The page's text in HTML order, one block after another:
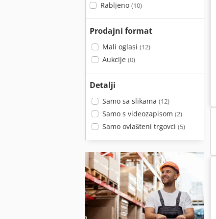
Rabljeno (10)
Prodajni format
Mali oglasi (12)
Aukcije (0)
Detalji
Samo sa slikama (12)
Samo s videozapisom (2)
Samo ovlašteni trgovci (5)
Husmann Usm Avermann